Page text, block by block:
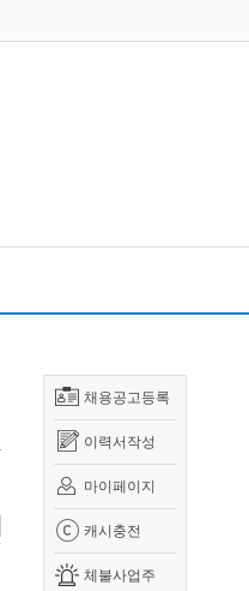
채용공고등록
이력서작성
마이페이지
캐시충전
체불사업주